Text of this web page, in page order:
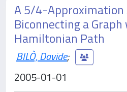
A 5/4-
Biconnecting a
Hamiltonian Path
BILÒ, Davide;
2005-01-01